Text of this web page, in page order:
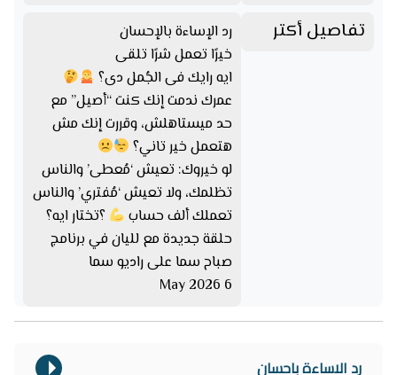
تفاصيل أكتر
رد الإساءة بالإحسان
خيرًا تعمل شرًا تلقى
ايه رايك فى الجُمل دى؟
عمرك ندمت إنك كنت “أصيل” مع
حد ميستاهلش، وقررت إنك مش
هتعمل خير تاني؟
لو خيروك: تعيش ‘مُعطى’ والناس
تظلمك، ولا تعيش ‘مُفتري’ والناس
تعملك ألف حساب
؟تختار ايه؟
حلقة جديدة مع لليان في برنامج
صباح سما على راديو سما
6 May 2026
رد الاساءة باحسان